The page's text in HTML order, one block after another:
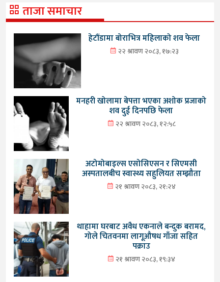
ताजा समाचार
हेटौंडामा बोराभित्र महिलाको शव फेला
२२ श्रावण २०८३, १७:२३
मनहरी खोलामा बेपत्ता भएका अशोक प्रजाको
शव दुई दिनपछि फेला
२२ श्रावण २०८३, १२:५८
अटोमोबाइल्स एसोसिएसन र सिएमसी
अस्पतालबीच स्वास्थ्य सहुलियत सम्झौता
२१ श्रावण २०८३, २१:२४
थाहामा घरबाट अवैध एकनाले बन्दुक बरामद,
गोले चितवनमा लागूऔषध गाँजा सहित
पक्राउ
२१ श्रावण २०८३, १९:३४